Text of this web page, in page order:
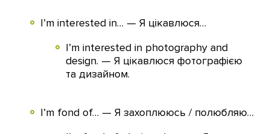
I’m interested in… — Я цікавлюся…
I’m interested in photography and
design. — Я цікавлюся фотографією
та дизайном.
I’m fond of… — Я захоплююсь / полюбляю…